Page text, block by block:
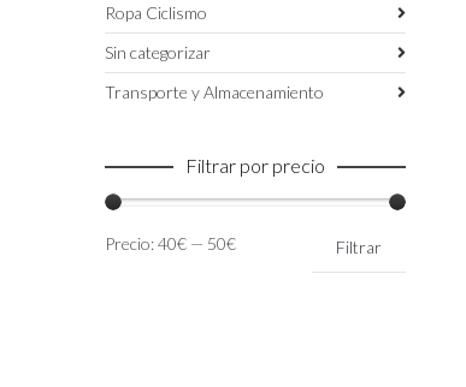
Ropa Ciclismo
Sin categorizar
Transporte y Almacenamiento
Filtrar por precio
Precio
Precio
Filtrar
Precio:40€ — 50€